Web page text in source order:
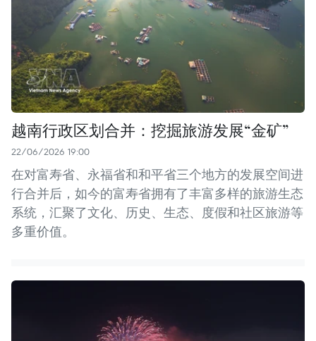
越南行政区划合并：挖掘旅游发展“金矿”
22/06/2026 19:00
在对富寿省、永福省和和平省三个地方的发展空间进
行合并后，如今的富寿省拥有了丰富多样的旅游生态
系统，汇聚了文化、历史、生态、度假和社区旅游等
多重价值。